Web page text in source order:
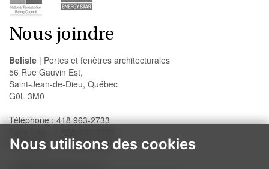
Nous utilisons des cookies
Nous joindre
Belisle | Portes et fenêtres architecturales
56 Rue Gauvin Est,
Saint-Jean-de-Dieu, Québec
G0L 3M0
Téléphone : 418 963-2733
Télécopieur : 418 963-2200